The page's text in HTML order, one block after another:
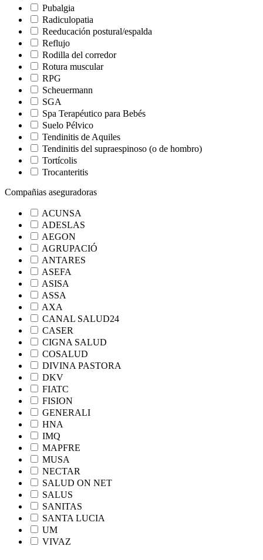
Pubalgia
Radiculopatia
Reeducación postural/espalda
Reflujo
Rodilla del corredor
Rotura muscular
RPG
Scheuermann
SGA
Spa Terapéutico para Bebés
Suelo Pélvico
Tendinitis de Aquiles
Tendinitis del supraespinoso (o de hombro)
Tortícolis
Trocanteritis
Compañias aseguradoras
ACUNSA
ADESLAS
AEGON
AGRUPACIÓ
ANTARES
ASEFA
ASISA
ASSA
AXA
CANAL SALUD24
CASER
CIGNA SALUD
COSALUD
DIVINA PASTORA
DKV
FIATC
FISION
GENERALI
HNA
IMQ
MAPFRE
MUSA
NECTAR
SALUD ON NET
SALUS
SANITAS
SANTA LUCIA
UM
VIVAZ